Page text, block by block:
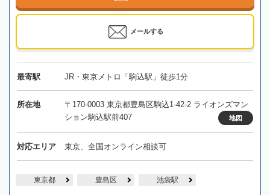
メールする
最寄駅 JR・東京メトロ「駒込駅」徒歩1分
所在地
〒170-0003 東京都豊島区駒込1-42-2 ライオンズマン
ション駒込駅前407
地図
対応エリア 東京、全国オンライン相談可
東京都 豊島区 池袋駅